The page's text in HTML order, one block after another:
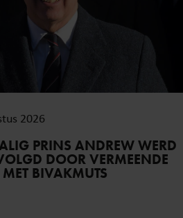
2026
PRINS ANDREW WERD
DOOR VERMEENDE
MET BIVAKMUTS